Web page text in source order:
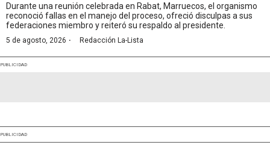
Durante una reunión celebrada en Rabat, Marruecos, el organismo
reconoció fallas en el manejo del proceso, ofreció disculpas a sus
federaciones miembro y reiteró su respaldo al presidente.
5 de agosto, 2026 · Redacción La-Lista
PUBLICIDAD
PUBLICIDAD